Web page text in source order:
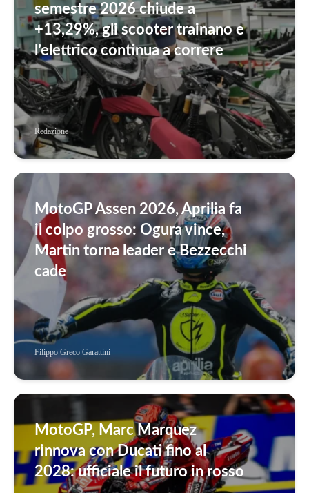
semestre 2026 chiude a
+13,29%, gli scooter trainano e
l’elettrico continua a correre
Redazione
MotoGP Assen 2026, Aprilia fa
il colpo grosso: Ogura vince,
Martin torna leader e Bezzecchi
cade
Filippo Greco Garattini
MotoGP, Marc Marquez
rinnova con Ducati fino al
2028: ufficiale il futuro in rosso